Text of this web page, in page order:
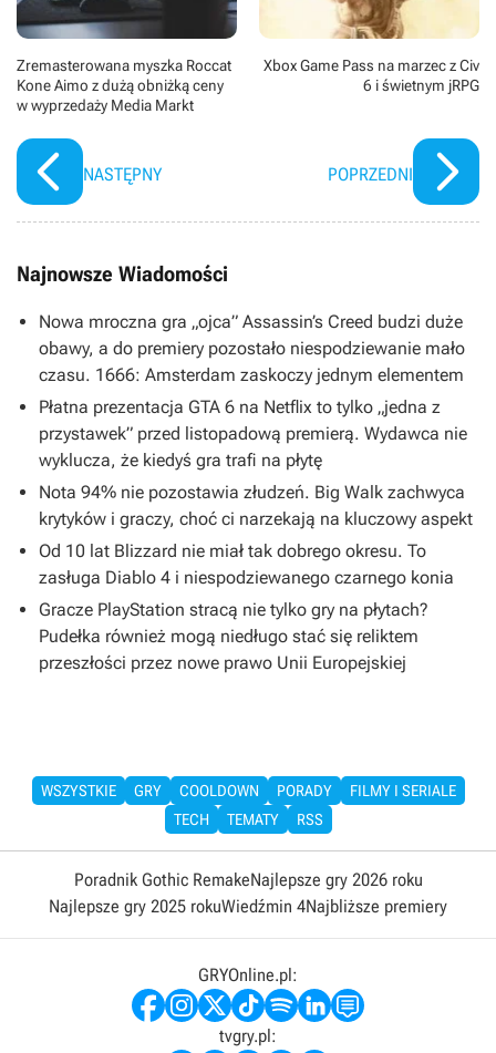
Zremasterowana myszka Roccat
Kone Aimo z dużą obniżką ceny
w wyprzedaży Media Markt
NASTĘPNY
Xbox Game Pass na marzec z Civ
6 i świetnym jRPG
POPRZEDNI
Najnowsze Wiadomości
Nowa mroczna gra „ojca” Assassin’s Creed budzi duże
obawy, a do premiery pozostało niespodziewanie mało
czasu. 1666: Amsterdam zaskoczy jednym elementem
Płatna prezentacja GTA 6 na Netflix to tylko „jedna z
przystawek” przed listopadową premierą. Wydawca nie
wyklucza, że kiedyś gra trafi na płytę
Nota 94% nie pozostawia złudzeń. Big Walk zachwyca
krytyków i graczy, choć ci narzekają na kluczowy aspekt
Od 10 lat Blizzard nie miał tak dobrego okresu. To
zasługa Diablo 4 i niespodziewanego czarnego konia
Gracze PlayStation stracą nie tylko gry na płytach?
Pudełka również mogą niedługo stać się reliktem
przeszłości przez nowe prawo Unii Europejskiej
WSZYSTKIE GRY COOLDOWN PORADY
FILMY I SERIALE
TECH
TEMATY RSS
Poradnik Gothic RemakeNajlepsze gry 2026 roku
Najlepsze gry 2025 rokuWiedźmin 4Najbliższe premiery
GRYOnline.pl:
tvgry.pl: